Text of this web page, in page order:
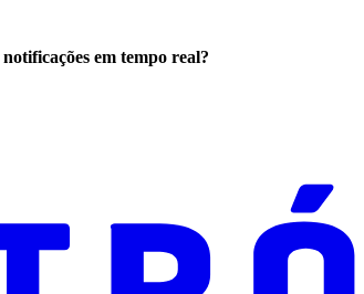
notificações em tempo real?